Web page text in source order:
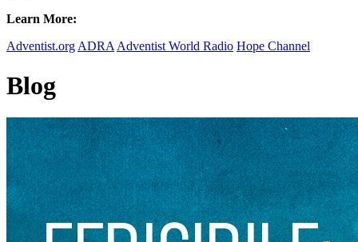
Learn More:
Adventist.org ADRA Adventist World Radio Hope Channel
Blog